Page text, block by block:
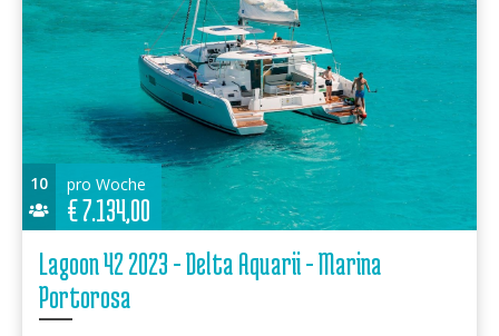
10 pro Woche
€7.134,00
Lagoon 42 2023 - Delta Aquarii - Marina
Portorosa